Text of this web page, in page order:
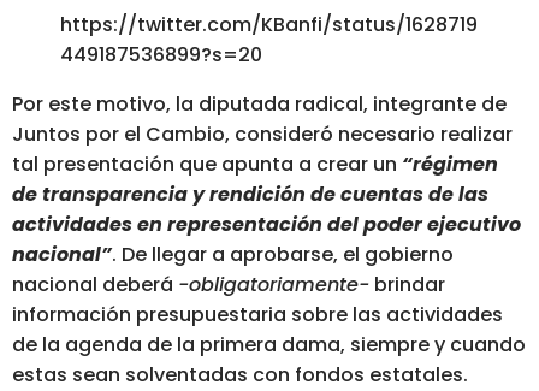
https://twitter.com/KBanfi/status/1628719
449187536899?s=20
Por este motivo, la diputada radical, integrante de
Juntos por el Cambio, consideró necesario realizar
tal presentación que apunta a crear un “régimen
de transparencia y rendición de cuentas de las
actividades en representación del poder ejecutivo
nacional”. De llegar a aprobarse, el gobierno
nacional deberá -obligatoriamente- brindar
información presupuestaria sobre las actividades
de la agenda de la primera dama, siempre y cuando
estas sean solventadas con fondos estatales.